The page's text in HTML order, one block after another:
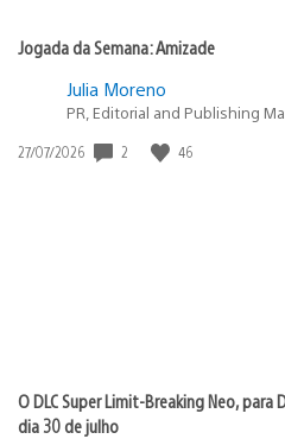
Jogada da Semana: Amizade
Julia Moreno
PR, Editorial and Publishing
Data
27/07/2026 2 46
O DLC Super Limit-Breaking Neo, para
dia 30 de julho